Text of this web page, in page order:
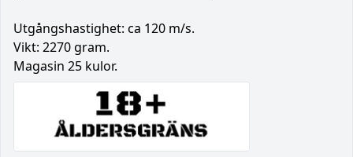
Utgångshastighet: ca 120 m/s.
Vikt: 2270 gram.
Magasin 25 kulor.